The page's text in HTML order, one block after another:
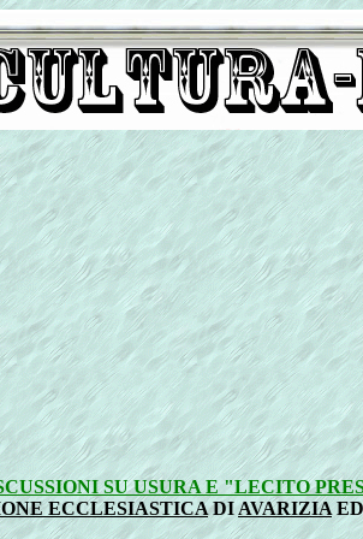
SU USURA E "LECITO
ECCLESIASTICADIAVARIZIA